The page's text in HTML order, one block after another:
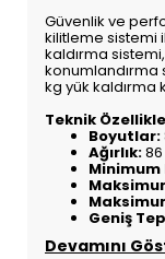
Güvenlik ve
kilitleme sistemi
kaldırma
konumlandırma
kg yük kaldırma
Teknik
Boyutlar:
Ağırlık:86
Minimum
Geniş
Devamını